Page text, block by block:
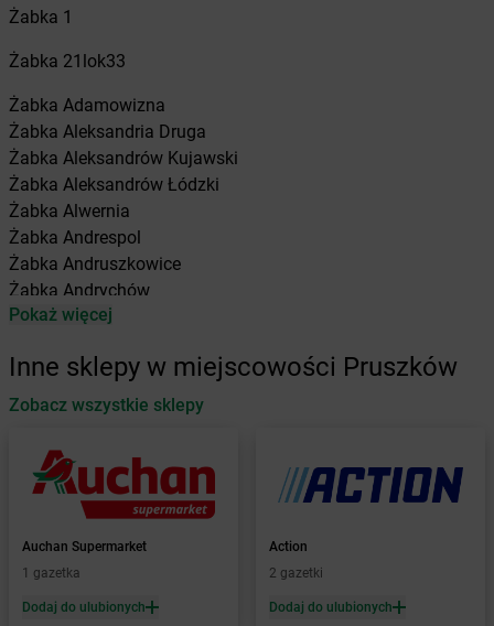
Żabka 1
Żabka 21lok33
Żabka Adamowizna
Żabka Aleksandria Druga
Żabka Aleksandrów Kujawski
Żabka Aleksandrów Łódzki
Żabka Alwernia
Żabka Andrespol
Żabka Andruszkowice
Żabka Andrychów
Żabka Antonie
Żabka Automat
Żabka Babica
Żabka Babimost
Żabka Baborów
Baboszewo
Żabka Bachowice
Żabka Bądkowo
Żabka Bąków
Pokaż więcej
Inne sklepy w miejscowości Pruszków
Zobacz wszystkie sklepy
Auchan Supermarket
1 gazetka
Dodaj do ulubionych
Action
2 gazetki
Dodaj do ulubionych